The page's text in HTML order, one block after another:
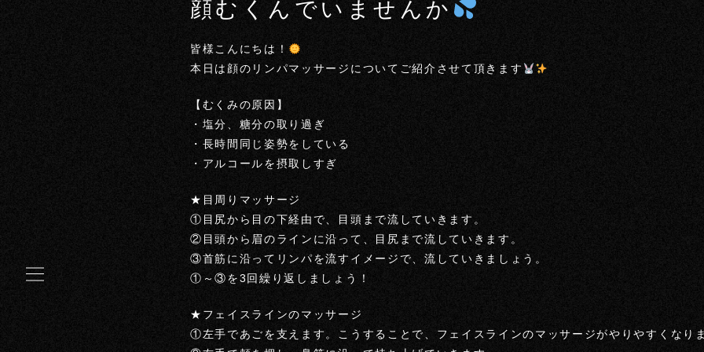
顔むくんでいませんか
皆様こんにちは！
本日は顔のリンパマッサージについてご紹介させて頂きます
【むくみの原因】
・塩分、糖分の取り過ぎ
・長時間同じ姿勢をしている
・アルコールを摂取しすぎ
★目周りマッサージ
①目尻から目の下経由で、目頭まで流していきます。
②目頭から眉のラインに沿って、目尻まで流していきます。
③首筋に沿ってリンパを流すイメージで、流していきましょう。
①～③を3回繰り返しましょう！
★フェイスラインのマッサージ
①左手であごを支えます。こうすることで、フェイスラインのマッサージがやりやすくなり